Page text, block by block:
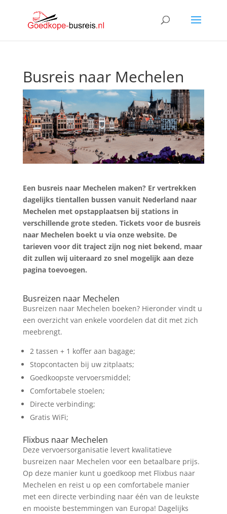
Busreis naar Mechelen
Een busreis naar Mechelen maken? Er vertrekken
dagelijks tientallen bussen vanuit Nederland naar
Mechelen met opstapplaatsen bij stations in
verschillende grote steden. Tickets voor de busreis
naar Mechelen boekt u via onze website. De
tarieven voor dit traject zijn nog niet bekend, maar
dit zullen wij uiteraard zo snel mogelijk aan deze
pagina toevoegen.
Busreizen naar Mechelen
Busreizen naar Mechelen boeken? Hieronder vindt u
een overzicht van enkele voordelen dat dit met zich
meebrengt.
2 tassen + 1 koffer aan bagage;
Stopcontacten bij uw zitplaats;
Goedkoopste vervoersmiddel;
Comfortabele stoelen;
Directe verbinding;
Gratis WiFi;
Flixbus naar Mechelen
Deze vervoersorganisatie levert kwalitatieve
busreizen naar Mechelen voor een betaalbare prijs.
Op deze manier kunt u goedkoop met Flixbus naar
Mechelen en reist u op een comfortabele manier
met een directe verbinding naar één van de leukste
en mooiste bestemmingen van Europa! Dagelijks